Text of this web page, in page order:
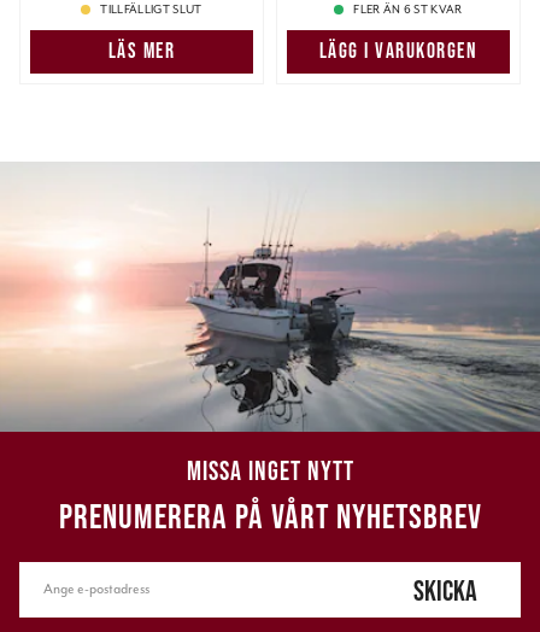
TILLFÄLLIGT SLUT
LÄS MER
FLER ÄN 6 ST KVAR
LÄGG I VARUKORGEN
MISSA INGET NYTT
PRENUMERERA PÅ VÅRT NYHETSBREV
SKICKA